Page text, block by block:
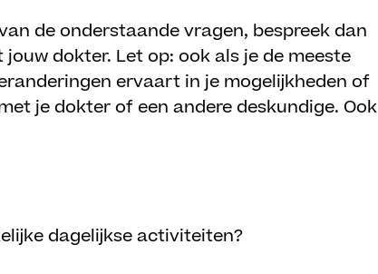
de onderstaande vragen, bespreek dan
dokter. Let op: ook als je de meeste
ervaart in je mogelijkheden of
je dokter of een andere deskundige. Ook
dagelijkse activiteiten?